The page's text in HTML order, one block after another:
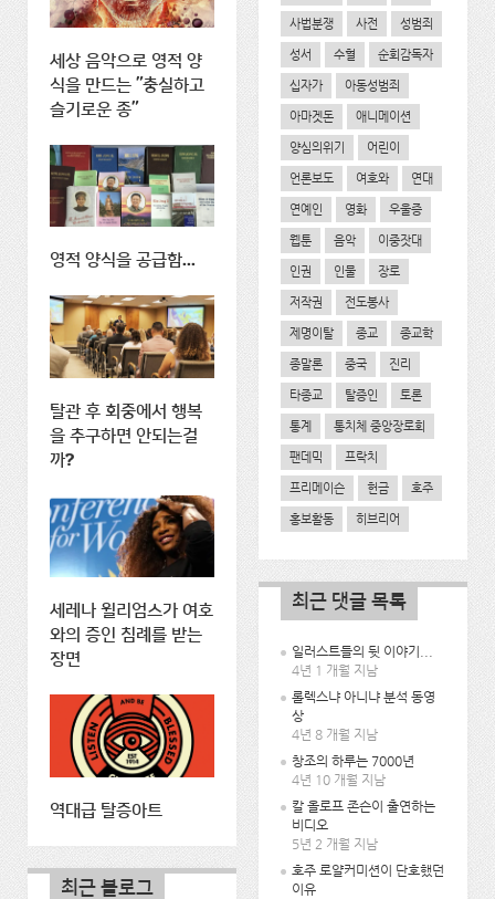
세상 음악으로 영적 양
식을 만드는 "충실하고
슬기로운 종"
영적 양식을 공급함...
탈관 후 회중에서 행복
을 추구하면 안되는걸
까?
세레나 윌리엄스가 여호
와의 증인 침례를 받는
장면
역대급 탈증아트
사법분쟁 사전 성범죄
성서 수혈 순회감독자
십자가 아동성범죄
아마겟돈 애니메이션
양심의위기 어린이
언론보도 여호와 연대
연예인 영화 우울증
웹툰 음악 이중잣대
인권 인물 장로
저작권 전도봉사
제명이탈 종교 종교학
종말론 중국 진리
타종교 탈증인 토론
통계 통치체 중앙장로회
팬데믹 프락치
프리메이슨 헌금 호주
홍보활동 히브리어
최근 댓글 목록
일러스트들의 뒷 이야기...
4년 1 개월 지남
롤렉스냐 아니냐 분석 동영
상
4년 8 개월 지남
창조의 하루는 7000년
4년 10 개월 지남
칼 올로프 존슨이 출연하는
비디오
5년 2 개월 지남
호주 로얄커미션이 단호했던
이유
최근 블로그